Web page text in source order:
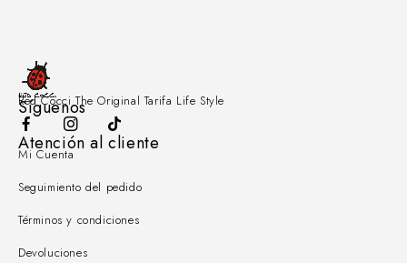
Red Cocci The Original Tarifa Life Style
Síguenos
Atención al cliente
Mi Cuenta
Seguimiento del pedido
Términos y condiciones
Devoluciones